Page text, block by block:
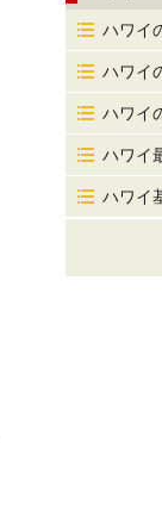
ハワイ
ハワイ
ハワイ
ハワイ
ハワイ